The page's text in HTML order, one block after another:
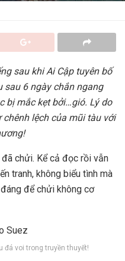
sau khi Ai Cập tuyên bố
sau 6 ngày chắn ngang
bị mắc kẹt bởi…gió. Lý do
lệch của mũi tàu với
chửi. Kể cả đọc rồi vẫn
tranh, không biểu tình mà
để chửi không cơ
đá voi trong truyền thuyết!